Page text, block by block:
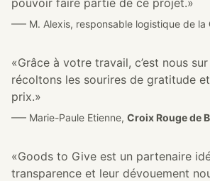
––– M. Alexis, responsable logistique de la
«Grâce à votre travail, c’est nous
récoltons les sourires de gratitude et
prix.»
––– Marie-Paule Etienne, Croix Rouge de
«Goods to Give est un partenaire
transparence et leur dévouement